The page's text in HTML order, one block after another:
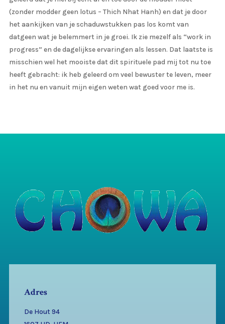
(zonder modder geen lotus – Thich Nhat Hanh) en dat je door
het aankijken van je schaduwstukken pas los komt van
datgeen wat je belemmert in je groei. Ik zie mezelf als “work in
progress” en de dagelijkse ervaringen als lessen. Dat laatste is
misschien wel het mooiste dat dit spirituele pad mij tot nu toe
heeft gebracht: ik heb geleerd om veel bewuster te leven, meer
in het nu en vanuit mijn eigen weten wat goed voor me is.
Adres
De Hout 94